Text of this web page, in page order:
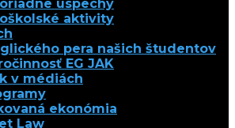
úspechy
aktivity
pera našich študentov
EG JAK
v médiách
ekonómia
Law